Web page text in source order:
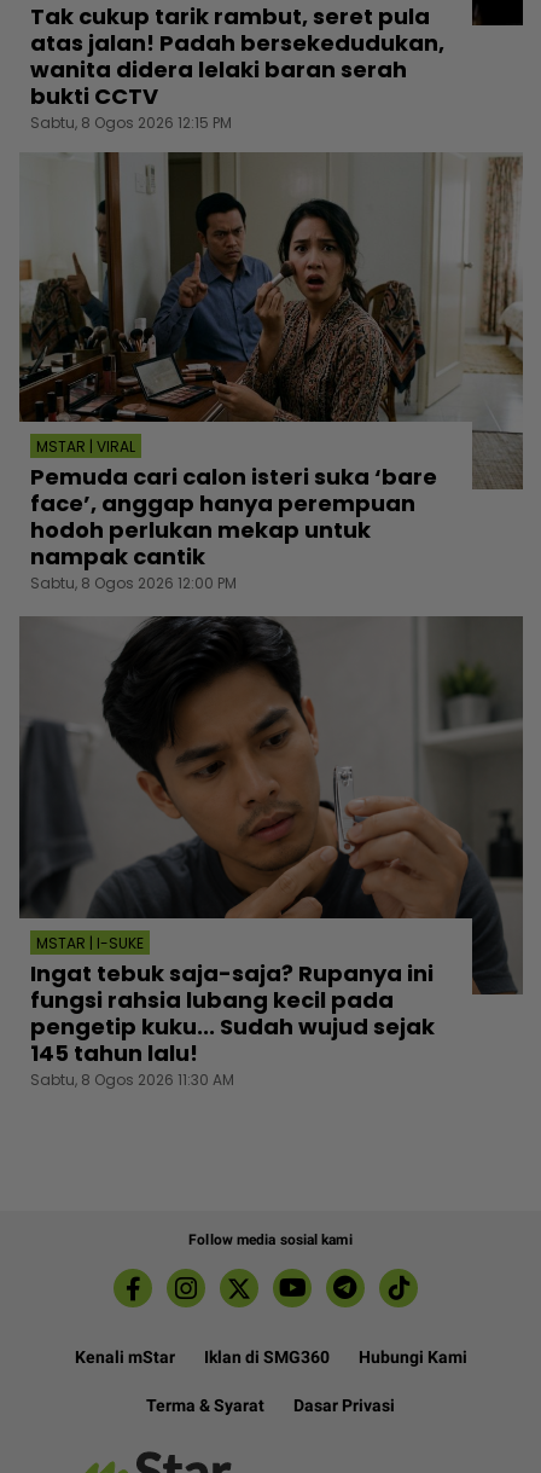
Tak cukup tarik rambut, seret pula
atas jalan! Padah bersekedudukan,
wanita didera lelaki baran serah
bukti CCTV
Sabtu, 8 Ogos 2026 12:15 PM
MSTAR | VIRAL
Pemuda cari calon isteri suka ‘bare
face’, anggap hanya perempuan
hodoh perlukan mekap untuk
nampak cantik
Sabtu, 8 Ogos 2026 12:00 PM
MSTAR | I-SUKE
Ingat tebuk saja-saja? Rupanya ini
fungsi rahsia lubang kecil pada
pengetip kuku... Sudah wujud sejak
145 tahun lalu!
Sabtu, 8 Ogos 2026 11:30 AM
Follow media sosial kami
Kenali mStar Iklan di SMG360 Hubungi Kami
Terma & Syarat Dasar Privasi